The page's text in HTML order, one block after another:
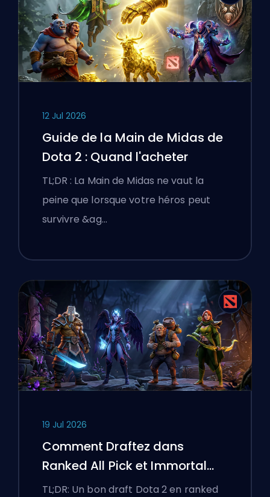
12 Jul 2026
Guide de la Main de Midas de
Dota 2 : Quand l'acheter
TL;DR : La Main de Midas ne vaut la
peine que lorsque votre héros peut
survivre &ag…
19 Jul 2026
Comment Draftez dans
Ranked All Pick et Immortal
Draft
TL;DR: Un bon draft Dota 2 en ranked